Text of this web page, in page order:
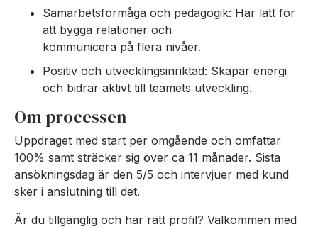
Samarbetsförmåga och pedagogik: Har lätt för
att bygga relationer och
kommunicera på flera nivåer.
Positiv och utvecklingsinriktad: Skapar energi
och bidrar aktivt till teamets utveckling.
Om processen
Uppdraget med start per omgående och omfattar
100% samt sträcker sig över ca 11 månader. Sista
ansökningsdag är den 5/5 och intervjuer med kund
sker i anslutning till det.
Är du tillgänglig och har rätt profil? Välkommen med